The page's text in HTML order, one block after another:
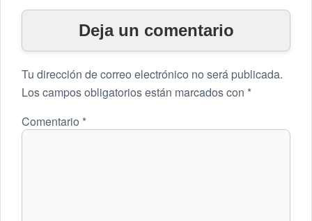
Deja un comentario
Tu dirección de correo electrónico no será publicada.
Los campos obligatorios están marcados con *
Comentario *